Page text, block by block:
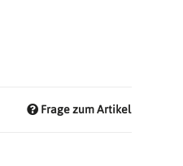
Frage zum Artikel